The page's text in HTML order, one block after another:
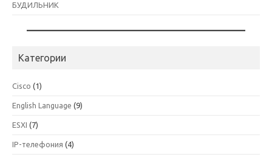
БУДИЛЬНИК
Категории
Cisco (1)
English Language (9)
ESXI (7)
IP-телефония (4)